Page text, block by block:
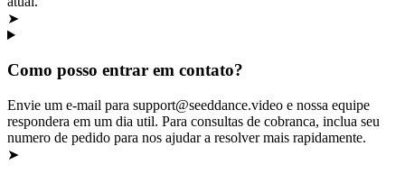
➤
Como posso entrar em contato?
Envie um e-mail para support@seeddance.video e nossa equipe
respondera em um dia util. Para consultas de cobranca, inclua seu
numero de pedido para nos ajudar a resolver mais rapidamente.
➤